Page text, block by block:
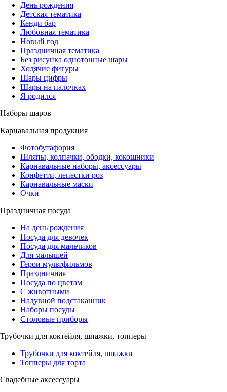
День рождения
Детская тематика
Кенди бар
Любовная тематика
Новый год
Праздничная тематика
Без рисунка однотонные шары
Ходячие фигуры
Шары цифры
Шары на палочках
Я родился
Наборы шаров
Карнавальная продукция
Фотобутафория
Шляпы, колпачки, ободки, кокошники
Карнавальные наборы, аксессуары
Конфетти, лепестки роз
Карнавальные маски
Очки
Праздничная посуда
На день рождения
Посуда для девочек
Посуда для мальчиков
Для малышей
Герои мультфильмов
Праздничная
Посуда по цветам
С животными
Надувной подстаканник
Наборы посуды
Столовые приборы
Трубочки для коктейля, шпажки, топперы
Трубочки для коктейля, шпажки
Топперы для торта
Свадебные аксессуары